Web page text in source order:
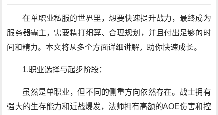
在单职业私服的世界里，想要快速提升战力，最终成为
服务器霸主，需要精打细算、合理规划，并且付出足够的时
间和精力。本文将从多个方面详细讲解，助你快速成长。
1.职业选择与起步阶段：
虽然是单职业，但不同的侧重方向依然存在。战士拥有
强大的生存能力和近战爆发，法师拥有高额的AOE伤害和控